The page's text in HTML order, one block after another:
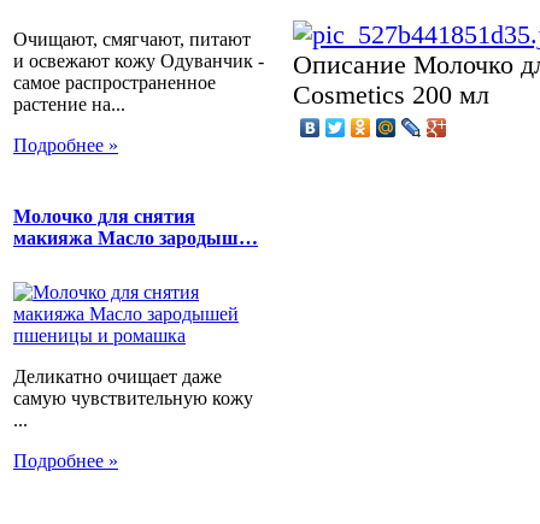
Очищают, смягчают, питают
и освежают кожу Одуванчик -
самое распространенное
растение на...
Подробнее »
Молочко для снятия
макияжа Масло зародыш…
Деликатно очищает даже
самую чувствительную кожу
...
Подробнее »
Описание Молочко
Cosmetics 200 мл